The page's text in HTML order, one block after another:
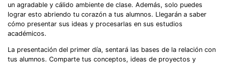
un agradable y cálido ambiente de clase. Además, solo puedes
lograr esto abriendo tu corazón a tus alumnos. Llegarán a saber
cómo presentar sus ideas y procesarlas en sus estudios
académicos.
La presentación del primer día, sentará las bases de la relación con
tus alumnos. Comparte tus conceptos, ideas de proyectos y